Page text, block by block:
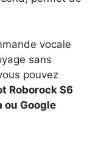
vocale
sans
pouvez
Roborock S6
ou Google